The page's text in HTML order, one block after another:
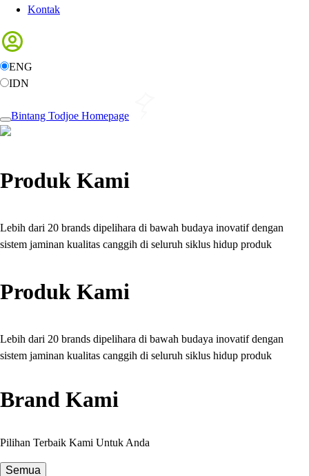
Kontak
ENG
IDN
Bintang Todjoe Homepage
Produk Kami
Lebih dari 20 brands dipelihara di bawah budaya inovatif dengan
sistem jaminan kualitas canggih di seluruh siklus hidup produk
Produk Kami
Lebih dari 20 brands dipelihara di bawah budaya inovatif dengan
sistem jaminan kualitas canggih di seluruh siklus hidup produk
Brand Kami
Pilihan Terbaik Kami Untuk Anda
Semua